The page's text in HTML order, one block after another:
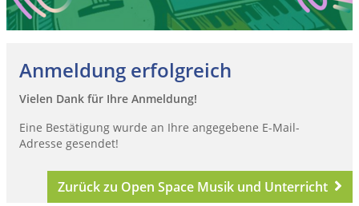
Anmeldung erfolgreich
Vielen Dank für Ihre Anmeldung!
Eine Bestätigung wurde an Ihre angegebene E-Mail-
Adresse gesendet!
Zurück zu Open Space Musik und Unterricht